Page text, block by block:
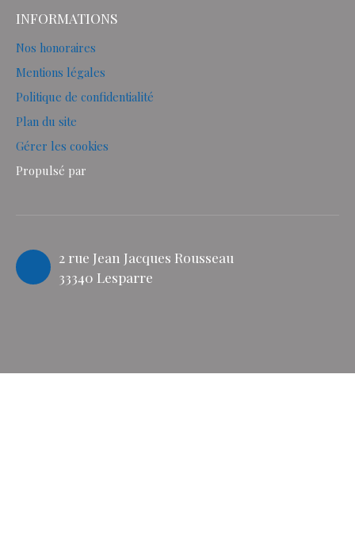
INFORMATIONS
Nos honoraires
Mentions légales
Politique de confidentialité
Plan du site
Gérer les cookies
Propulsé par
2 rue Jean Jacques Rousseau
33340 Lesparre